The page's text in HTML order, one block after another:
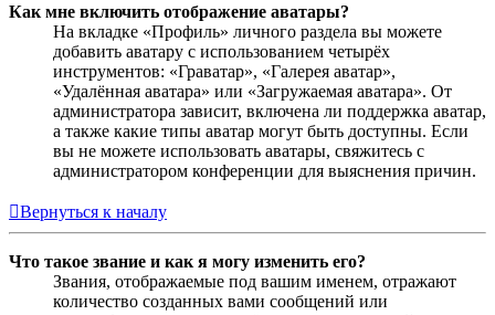
Как мне включить отображение аватары?
На вкладке «Профиль» личного раздела вы можете
добавить аватару с использованием четырёх
инструментов: «Граватар», «Галерея аватар»,
«Удалённая аватара» или «Загружаемая аватара». От
администратора зависит, включена ли поддержка аватар,
а также какие типы аватар могут быть доступны. Если
вы не можете использовать аватары, свяжитесь с
администратором конференции для выяснения причин.
Вернуться к началу
Что такое звание и как я могу изменить его?
Звания, отображаемые под вашим именем, отражают
количество созданных вами сообщений или